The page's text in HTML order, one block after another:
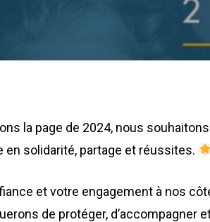
la page de 2024, nous
en solidarité, partage et réussites.
et votre engagement à nos
de protéger, d’accompagner